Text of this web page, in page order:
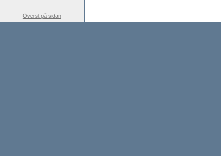
Överst på sidan